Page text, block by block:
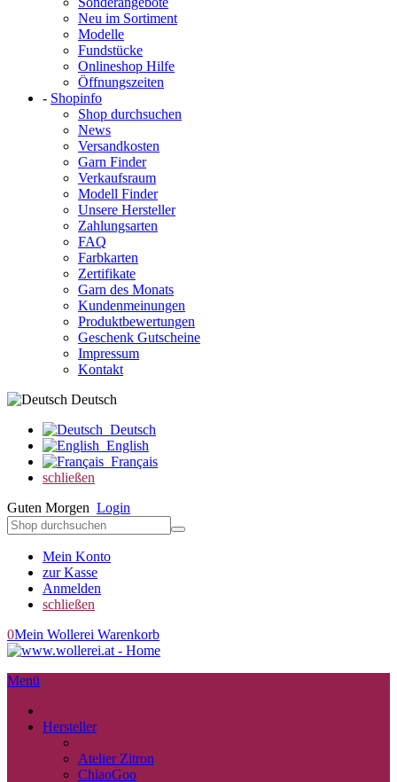
Neu im Sortiment
Modelle
Fundstücke
Onlineshop Hilfe
Öffnungszeiten
- Shopinfo
Shop durchsuchen
News
Versandkosten
Garn Finder
Verkaufsraum
Modell Finder
Unsere Hersteller
Zahlungsarten
FAQ
Farbkarten
Zertifikate
Garn des Monats
Kundenmeinungen
Produktbewertungen
Geschenk Gutscheine
Impressum
Kontakt
Deutsch
Deutsch
English
Français
schließen
Guten Morgen Login
Mein Konto
zur Kasse
Anmelden
schließen
0Mein Wollerei Warenkorb
Menü
Hersteller
Atelier Zitron
ChiaoGoo